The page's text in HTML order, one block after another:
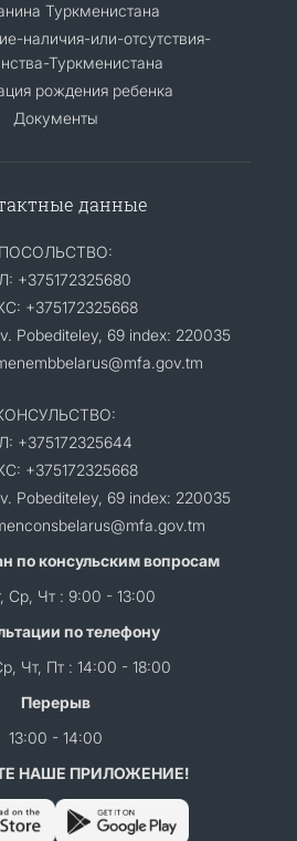
Туркменистана
наличия-или-отсутствия-
Туркменистана
рождения ребенка
Документы
данные
ПОСОЛЬСТВО:
+375172325680
+375172325668
Pobediteley, 69 index: 220035
+375172325644
+375172325668
Pobediteley, 69 index: 220035
по консульским вопросам
Ср, Чт : 9:00 - 13:00
по телефону
Чт, Пт : 14:00 - 18:00
Перерыв
13:00 - 14:00
НАШЕ ПРИЛОЖЕНИЕ!